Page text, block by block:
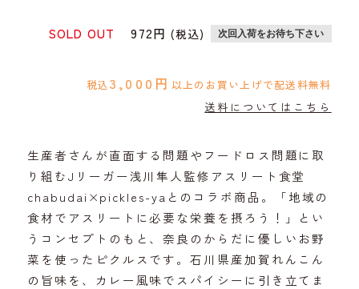
SOLD OUT 972円 (税込) 次回入荷をお待ち下さい
税込 3,000円 以上のお買い上げで配送料無料
送料についてはこちら
生産者さんが直面する問題やフードロス問題に取
り組むJリーガー浅川隼人監修アスリート食堂
chabudai×pickles-yaとのコラボ商品。「地域の
食材でアスリートに必要な栄養を摂ろう！」とい
うコンセプトのもと、奈良のからだに優しいお野
菜を使ったピクルスです。石川県産加賀れんこん
の旨味を、カレー風味でスパイシーに引き立てま